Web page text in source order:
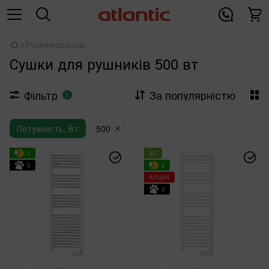
Рушникосушки
Сушки для рушників 500 вт
Фільтр 1 За популярністю
Потужність, Вт 500
2
3
ХІТ
2
АКЦИЯ
3